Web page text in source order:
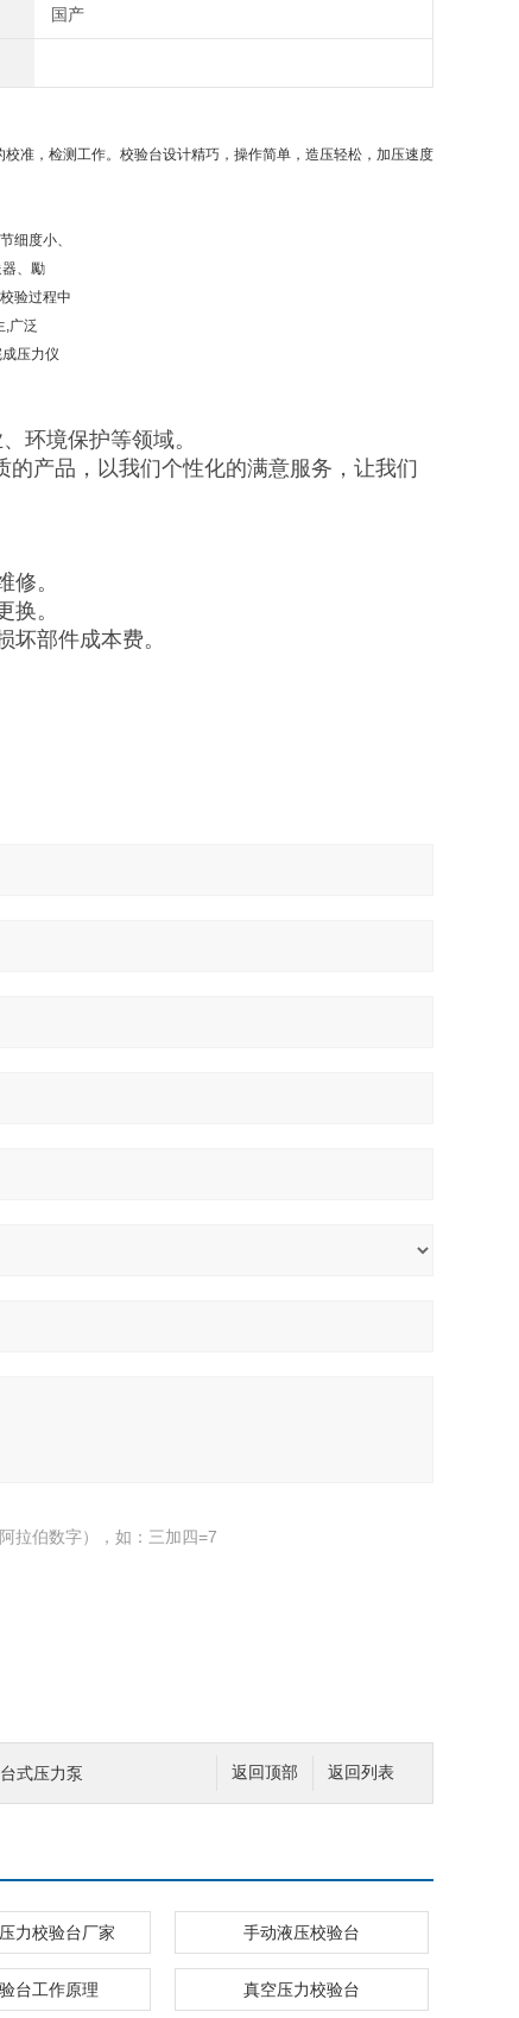
国产
准，检测工作。校验台设计精巧，操作简单，造压轻松，加压速度
细度小、
、勵
验过程中
,广泛
压力仪
环境保护等领域。
产品，以我们个性化的满意服务，让我们
。
。
部件成本费。
拉伯数字），如：三加四=7
返回列表
返回顶部
式压力泵
力校验台厂家 手动液压校验台
台工作原理 真空压力校验台